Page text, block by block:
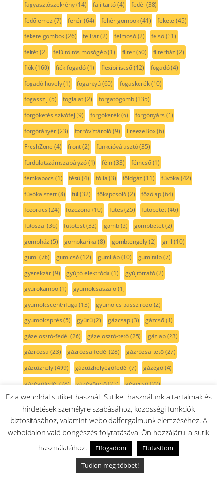
fagyasztószekrény(14) fali tartó(4) fedél (38)
fedőlemez (7) fehér(64) fehér gombok(41) fekete (45)
fekete gombok(26) felirat(2) felmosó(2) felső(31)
feltét(2) felültöltős mosógép(1) filter(50) filterház (2)
fiók(160) fiók fogadó(1) flexibiliscső(12) fogadó(4)
fogadó hüvely(1) fogantyú(60) fogaskerék(10)
fogasszíj (5) foglalat(2) forgatógomb(135)
forgókefés szívófej (9) forgókerék(6) forgónyárs (1)
forgótányér(23) forróvíztároló(9) FreezeBox(6)
FreshZone (4) front(2) funkcióválasztó(35)
furdulatszámszabályzó(1) fém(33) fémcső(1)
fémkapocs (1) fésű(4) fólia (3) földgáz (11) fúvóka (42)
fúvóka szett(8) fül (32) főkapcsoló(2) főzőlap(64)
főzőrács (24) főzőzóna (10) fűtés (25) fűtőbetét(46)
fűtőszál (36) fűtőtest(32) gomb(3) gombbetét(2)
gombház (5) gombkarika (8) gombtengely(2) grill (10)
gumi (76) gumicső(12) gumiláb(10) gumitalp(7)
gyerekzár(9) gyújtó elektróda (1) gyújtótrafó(2)
gyúrókampó(1) gyümölcsaszaló(1)
gyümölcscentrifuga (13) gyümölcs passzírozó(2)
gyümölcsprés (5) gyűrű(2) gázcsap(3) gázcső(1)
gázelosztó-fedél (26) gázelosztó-tető(25) gázlap(23)
gázrózsa (23) gázrózsa-fedél (28) gázrózsa-tető(27)
gáztűzhely(499) gáztűzhelyégőfedél (7) gázégő(4)
gázégőfedél(28) gázégőtető(25) gégecső(22)
görgő(36) gőzsütő(2) habverő(11) habverőlapát (3)
hajtómű harmonikacső
HEPA Filter(39) Hisense(115) horog(6) hosszabítás(1)
hosszbordás szíj(21) hosszbordásszíj hurkatöltő
hátfal(1) hátlap(2)
Ez a weboldal sütiket használ. Sütiket használunk a tartalmak és
hirdetések személyre szabásához, közösségi funkciók
biztosításához, valamint weboldalforgalmunk elemzéséhez. A
weboldalon való böngészés folytatásával Ön hozzájárul a sütik
használatához.
Elfogadom
Elutasítom
Tudjon meg többet!